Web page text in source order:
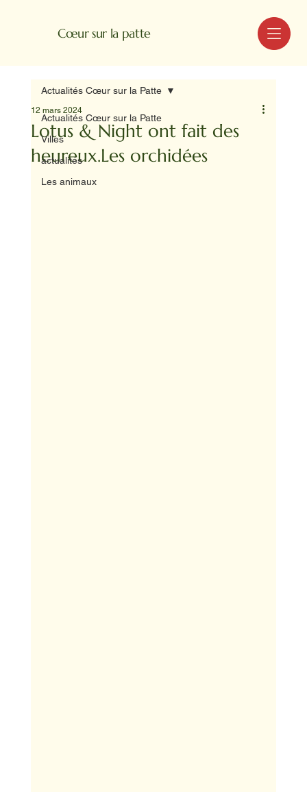
Cœur sur la patte MENU
Actualités Cœur sur la Patte
Villes
actualités
Les animaux
Actualités Cœur sur la Patte
Lotus & Night ont fait des
heureux.Les orchidées
12 mars 2024